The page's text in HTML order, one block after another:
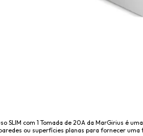
SLIM com 1 Tomada de 20A da MarGirius é
ou superfícies planas para fornecer